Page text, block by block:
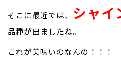
そこに最近では、 シャイ
品種が出ましたね。
これが美味いのなんの！！！